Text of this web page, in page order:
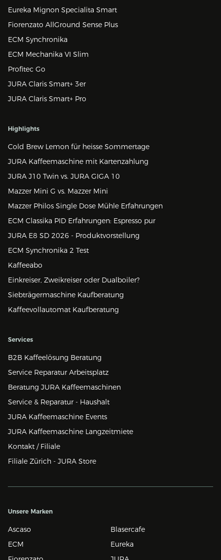
Eureka Mignon Specialita Smart
Fiorenzato AllGround Sense Plus
ECM Synchronika
ECM Mechanika VI Slim
Profitec Go
JURA Claris Smart+ 3er
JURA Claris Smart+ Pro
Highlights
Cold Brew Lemon für heisse Sommertage
JURA Kaffeemaschine mit Kartenzahlung
JURA J10 Twin vs. JURA GIGA 10
Mazzer Mini G vs. Mazzer Mini
Mazzer Philos Single Dose Mühle Erfahrungen
ECM Classika PID Erfahrungen: Espresso pur
JURA E8 SD 2026 - Produktvorstellung
ECM Synchronika 2 Test
Kaffeeabo
Einkreiser, Zweikreiser oder Dualboiler?
Siebträgermaschine Kaufberatung
Kaffeevollautomat Kaufberatung
Services
B2B Kaffeelösung Beratung
Service Reparatur Arbeitsplatz
Beratung JURA Kaffeemaschinen
Service & Reparatur - Haushalt
JURA Kaffeemaschine Events
JURA Kaffeemaschine Langzeitmiete
Kontakt / Filiale
Filiale Zürich - JURA Store
Unsere Marken
Ascaso
Blasercafe
ECM
Eureka